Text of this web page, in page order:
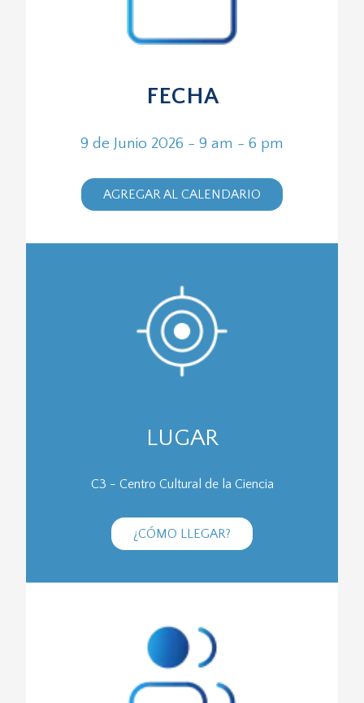
FECHA
9 de Junio 2026 - 9 am - 6 pm
AGREGAR AL CALENDARIO
LUGAR
C3 - Centro Cultural de la Ciencia
¿CÓMO LLEGAR?